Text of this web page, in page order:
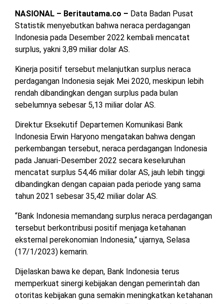
NASIONAL – Beritautama.co – Data Badan Pusat
Statistik menyebutkan bahwa neraca perdagangan
Indonesia pada Desember 2022 kembali mencatat
surplus, yakni 3,89 miliar dolar AS.
Kinerja positif tersebut melanjutkan surplus neraca
perdagangan Indonesia sejak Mei 2020, meskipun lebih
rendah dibandingkan dengan surplus pada bulan
sebelumnya sebesar 5,13 miliar dolar AS.
Direktur Eksekutif Departemen Komunikasi Bank
Indonesia Erwin Haryono mengatakan bahwa dengan
perkembangan tersebut, neraca perdagangan Indonesia
pada Januari-Desember 2022 secara keseluruhan
mencatat surplus 54,46 miliar dolar AS, jauh lebih tinggi
dibandingkan dengan capaian pada periode yang sama
tahun 2021 sebesar 35,42 miliar dolar AS.
“Bank Indonesia memandang surplus neraca perdagangan
tersebut berkontribusi positif menjaga ketahanan
eksternal perekonomian Indonesia,” ujarnya, Selasa
(17/1/2023) kemarin.
Dijelaskan bawa ke depan, Bank Indonesia terus
memperkuat sinergi kebijakan dengan pemerintah dan
otoritas kebijakan guna semakin meningkatkan ketahanan